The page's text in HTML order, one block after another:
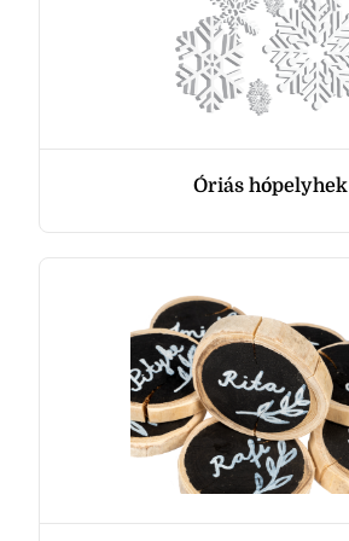
Óriás hópelyhek